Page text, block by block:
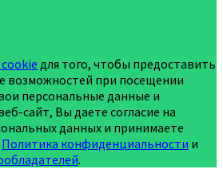
для того, чтобы предоставить
возможностей при посещении
персональные данные и
сайт, Вы даете согласие на
данных и принимаете
Политика конфиденциальности и
.